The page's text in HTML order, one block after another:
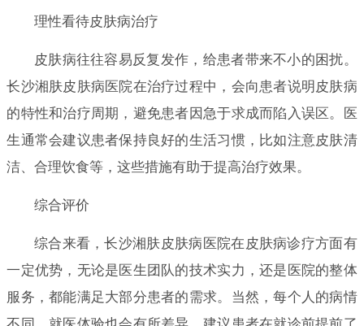
理性看待皮肤病治疗
皮肤病往往容易反复发作，给患者带来不小的困扰。
长沙湘肤皮肤病医院在治疗过程中，会向患者说明皮肤病
的特性和治疗周期，避免患者因急于求成而陷入误区。医
生通常会建议患者保持良好的生活习惯，比如注意皮肤清
洁、合理饮食等，这些措施有助于提高治疗效果。
综合评价
综合来看，长沙湘肤皮肤病医院在皮肤病诊疗方面有
一定优势，无论是医生团队的技术实力，还是医院的整体
服务，都能满足大部分患者的需求。当然，每个人的病情